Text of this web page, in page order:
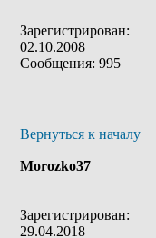
Зарегистрирован:
02.10.2008
Сообщения: 995
Вернуться к началу
Morozko37
Зарегистрирован:
29.04.2018